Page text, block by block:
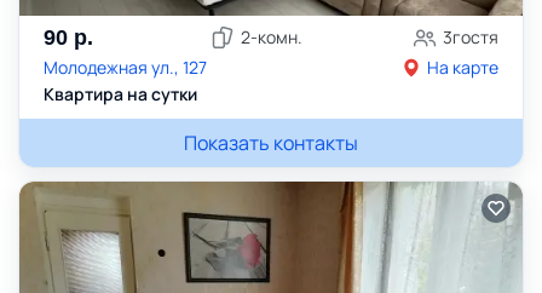
90 р. 2-комн. 3гостя
Молодежная ул., 127
На карте
Квартира на сутки
Показать контакты